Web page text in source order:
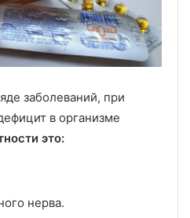
заболеваний, при
в организме
это:
нерва.